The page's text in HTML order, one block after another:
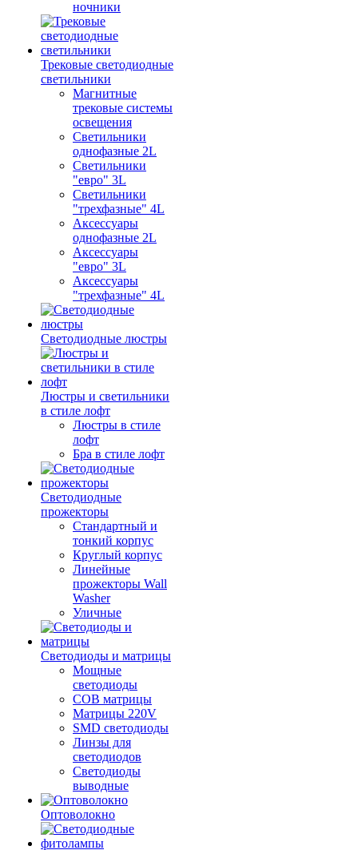
ночники
Трековые светодиодные
светильники
Магнитные
трековые системы
освещения
Светильники
однофазные 2L
Светильники
"евро" 3L
Светильники
"трехфазные" 4L
Аксессуары
однофазные 2L
Аксессуары
"евро" 3L
Аксессуары
"трехфазные" 4L
Светодиодные люстры
Люстры и светильники
в стиле лофт
Люстры в стиле
лофт
Бра в стиле лофт
Светодиодные
прожекторы
Стандартный и
тонкий корпус
Круглый корпус
Линейные
прожекторы Wall
Washer
Уличные
Светодиоды и матрицы
Мощные
светодиоды
COB матрицы
Матрицы 220V
SMD светодиоды
Линзы для
светодиодов
Светодиоды
выводные
Оптоволокно